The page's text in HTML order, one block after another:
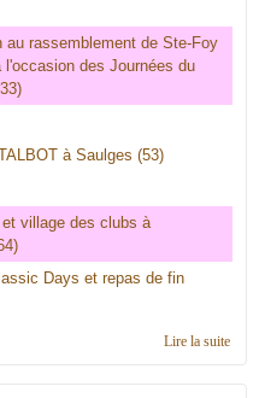
au rassemblement de Ste-Foy
l'occasion des Journées du
à Saulges (53)
et village des clubs à
Days et repas de fin
Lire la suitede